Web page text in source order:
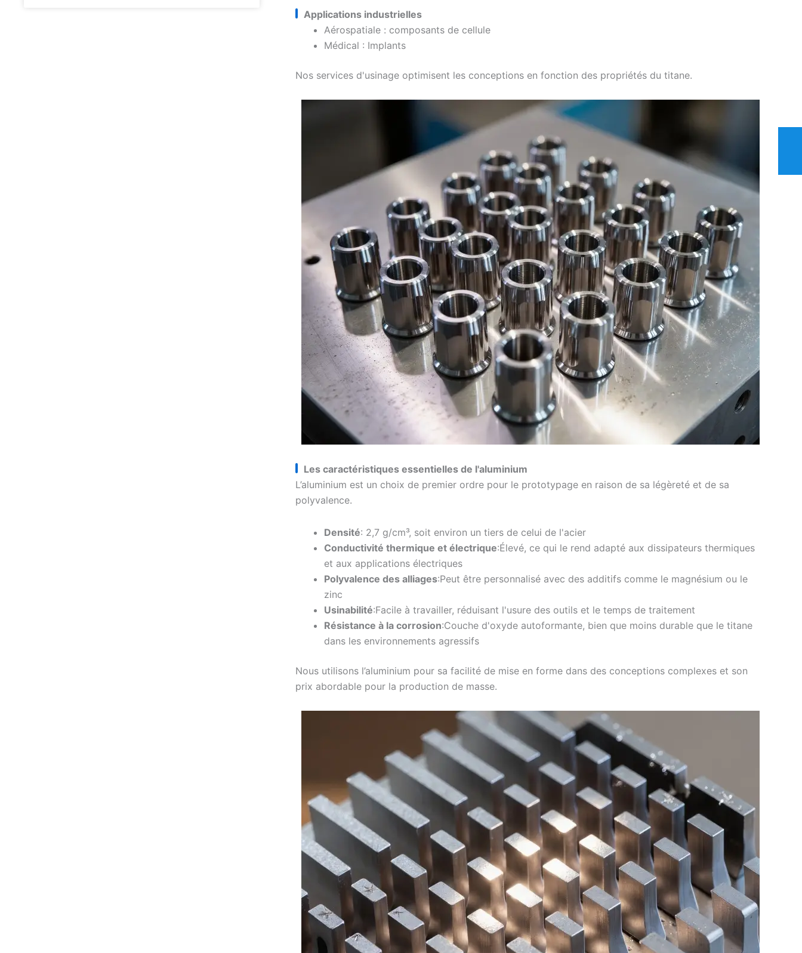
Applications industrielles
Aérospatiale : composants de cellule
Médical : Implants
Nos services d'usinage optimisent les conceptions en fonction des propriétés du titane.
Les caractéristiques essentielles de l'aluminium
L’aluminium est un choix de premier ordre pour le prototypage en raison de sa légèreté et de sa
polyvalence.
Densité: 2,7 g/cm³, soit environ un tiers de celui de l'acier
Conductivité thermique et électrique:Élevé, ce qui le rend adapté aux dissipateurs thermiques
et aux applications électriques
Polyvalence des alliages:Peut être personnalisé avec des additifs comme le magnésium ou le
zinc
Usinabilité:Facile à travailler, réduisant l'usure des outils et le temps de traitement
Résistance à la corrosion:Couche d'oxyde autoformante, bien que moins durable que le titane
dans les environnements agressifs
Nous utilisons l’aluminium pour sa facilité de mise en forme dans des conceptions complexes et son
prix abordable pour la production de masse.